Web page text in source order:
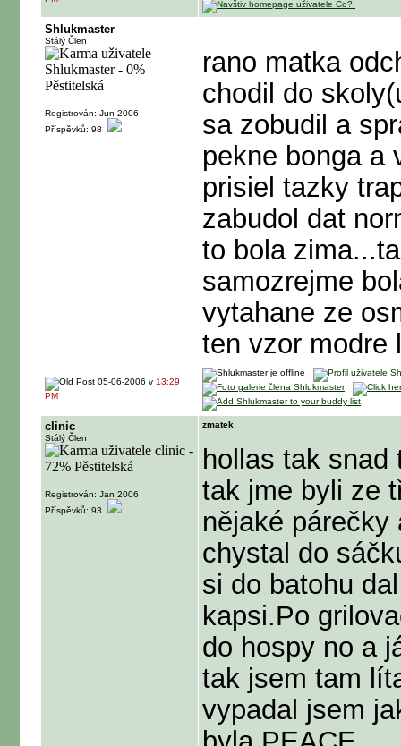
Shlukmaster
Stálý Člen
Registrován: Jun 2006
Příspěvků: 98
rano matka
chodil do
sa zobudil a
pekne bonga a
prisiel tazky
zabudol dat
to bola
samozrejme
vytahane ze
ten vzor modre
05-06-2006 v 13:29
PM
clinic
Stálý Člen
Registrován: Jan 2006
Příspěvků: 93
zmatek
hollas tak snad
tak jme byli ze
nějaké
chystal do
si do batohu
kapsi.Po
do hospy no a
tak jsem tam
vypadal jsem